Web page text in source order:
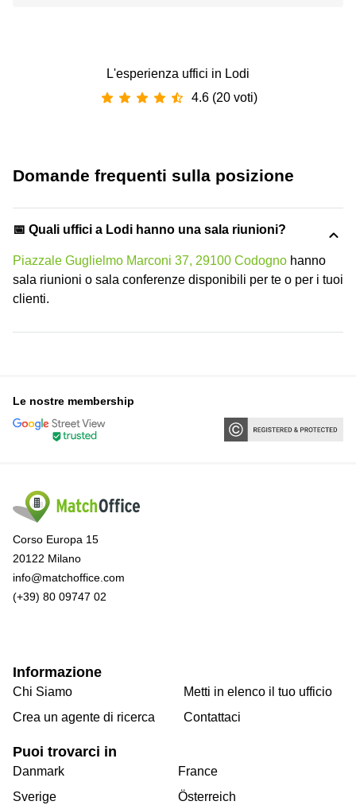
L'esperienza uffici in Lodi
4.6 (20 voti)
Domande frequenti sulla posizione
📅 Quali uffici a Lodi hanno una sala riunioni?
Piazzale Guglielmo Marconi 37, 29100 Codogno hanno
sala riunioni o sala conferenze disponibili per te o per i tuoi
clienti.
Le nostre membership
Corso Europa 15
20122 Milano
info@matchoffice.com
(+39) 80 09747 02
Informazione
Chi Siamo
Crea un agente di ricerca
Metti in elenco il tuo ufficio
Contattaci
Puoi trovarci in
Danmark
Sverige
France
Österreich